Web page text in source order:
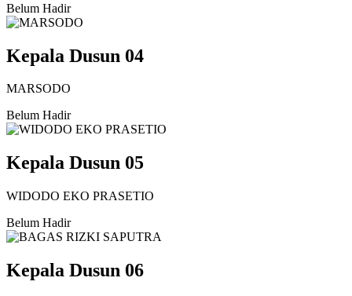
Belum Hadir
Kepala Dusun 04
MARSODO
Belum Hadir
Kepala Dusun 05
WIDODO EKO PRASETIO
Belum Hadir
Kepala Dusun 06